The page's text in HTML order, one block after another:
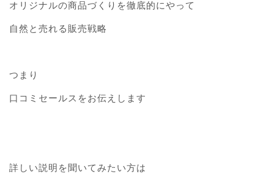
オリジナルの商品づくりを徹底的にやって
自然と売れる販売戦略
つまり
口コミセールスをお伝えします
詳しい説明を聞いてみたい方は